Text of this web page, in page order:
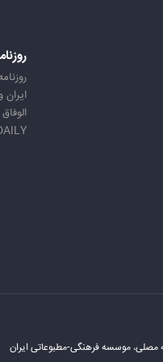
الوفاق
مصلی، موسسه فرهنگی-مطبوعاتی ایران